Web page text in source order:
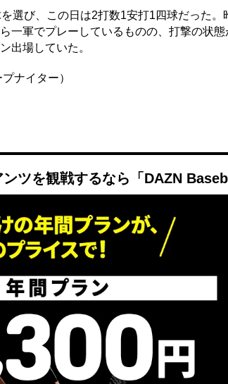
選び、この日は2打数1安打1四球だった
一軍でプレーしているものの、打撃の状
出場していた。
ナイター）
ンツを観戦するなら「DAZN